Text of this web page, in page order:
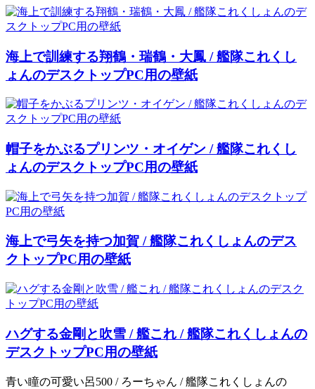
海上で訓練する翔鶴・瑞鶴・大鳳 / 艦隊これくし
ょんのデスクトップPC用の壁紙
帽子をかぶるプリンツ・オイゲン / 艦隊これくし
ょんのデスクトップPC用の壁紙
海上で弓矢を持つ加賀 / 艦隊これくしょんのデス
クトップPC用の壁紙
ハグする金剛と吹雪 / 艦これ / 艦隊これくしょんの
デスクトップPC用の壁紙
青い瞳の可愛い呂500 / ろーちゃん / 艦隊これくしょんの